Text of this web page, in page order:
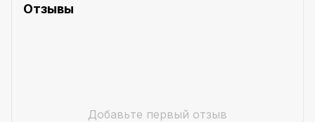
Отзывы
Добавьте первый отзыв